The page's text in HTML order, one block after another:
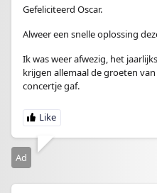
Gefeliciteerd Oscar.
Alweer een snelle oplossing
Ik was weer afwezig, het
krijgen allemaal de groeten van
concertje gaf.
Ad